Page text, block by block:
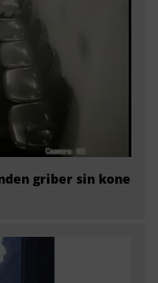
griber sin kone